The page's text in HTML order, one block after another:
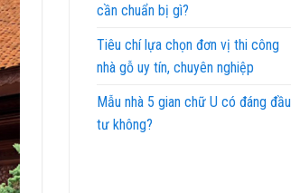
cần chuẩn bị gì?
Tiêu chí lựa chọn đơn vị thi công
nhà gỗ uy tín, chuyên nghiệp
Mẫu nhà 5 gian chữ U có đáng đầu
tư không?